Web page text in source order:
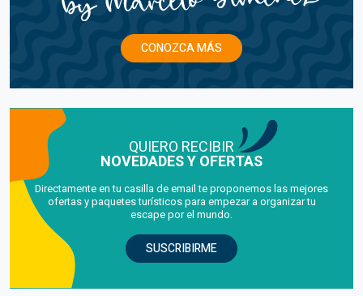
CONOZCA MÁS
QUIERO RECIBIR
NOVEDADES Y OFERTAS
Directamente en tu casilla de email te proponemos las mejores
ofertas y paquetes turísticos para empezar a organizar tu
escape por el mundo.
SUSCRIBIRME